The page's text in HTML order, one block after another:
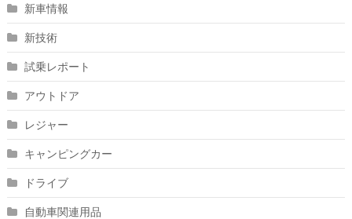
新車情報
新技術
試乗レポート
アウトドア
レジャー
キャンピングカー
ドライブ
自動車関連用品